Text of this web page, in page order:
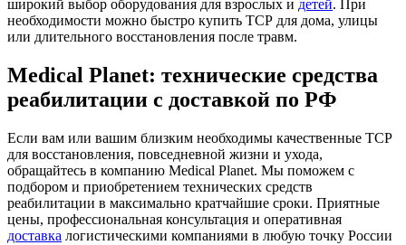
широкий выбор оборудования для взрослых и детей. При
необходимости можно быстро купить ТСР для дома, улицы
или длительного восстановления после травм.
Medical Planet: технические средства
реабилитации с доставкой по РФ
Если вам или вашим близким необходимы качественные ТСР
для восстановления, повседневной жизни и ухода,
обращайтесь в компанию Medical Planet. Мы поможем с
подбором и приобретением технических средств
реабилитации в максимально кратчайшие сроки. Приятные
цены, профессиональная консультация и оперативная
доставка логистическими компаниями в любую точку России